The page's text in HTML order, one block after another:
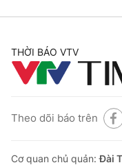
THỜI BÁO VTV
Theo dõi báo trên
Cơ quan chủ quản:Đài